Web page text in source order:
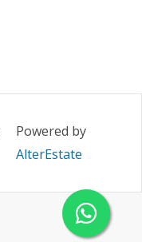
Powered by
AlterEstate